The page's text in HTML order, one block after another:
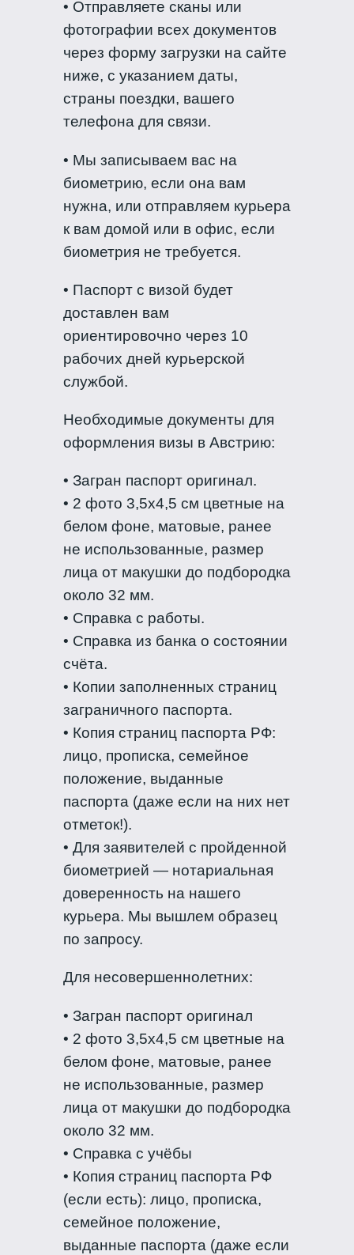
• Отправляете сканы или
фотографии всех документов
через форму загрузки на сайте
ниже, с указанием даты,
страны поездки, вашего
телефона для связи.
• Мы записываем вас на
биометрию, если она вам
нужна, или отправляем курьера
к вам домой или в офис, если
биометрия не требуется.
• Паспорт с визой будет
доставлен вам
ориентировочно через 10
рабочих дней курьерской
службой.
Необходимые документы для
оформления визы в Австрию:
• Загран паспорт оригинал.
• 2 фото 3,5х4,5 см цветные на
белом фоне, матовые, ранее
не использованные, размер
лица от макушки до подбородка
около 32 мм.
• Справка с работы.
• Справка из банка о состоянии
счёта.
• Копии заполненных страниц
заграничного паспорта.
• Копия страниц паспорта РФ:
лицо, прописка, семейное
положение, выданные
паспорта (даже если на них нет
отметок!).
• Для заявителей с пройденной
биометрией — нотариальная
доверенность на нашего
курьера. Мы вышлем образец
по запросу.
Для несовершеннолетних:
• Загран паспорт оригинал
• 2 фото 3,5х4,5 см цветные на
белом фоне, матовые, ранее
не использованные, размер
лица от макушки до подбородка
около 32 мм.
• Справка с учёбы
• Копия страниц паспорта РФ
(если есть): лицо, прописка,
семейное положение,
выданные паспорта (даже если